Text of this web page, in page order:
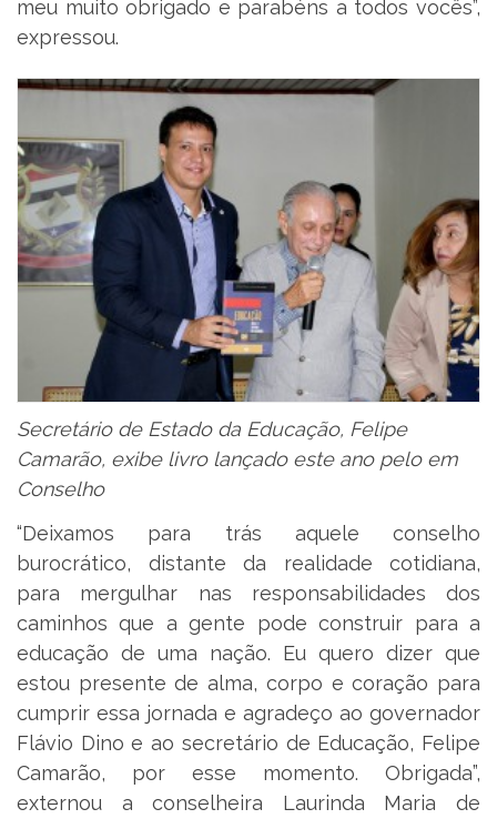
meu muito obrigado e parabéns a todos vocês”,
expressou.
Secretário de Estado da Educação, Felipe
Camarão, exibe livro lançado este ano pelo em
Conselho
“Deixamos para trás aquele conselho
burocrático, distante da realidade cotidiana,
para mergulhar nas responsabilidades dos
caminhos que a gente pode construir para a
educação de uma nação. Eu quero dizer que
estou presente de alma, corpo e coração para
cumprir essa jornada e agradeço ao governador
Flávio Dino e ao secretário de Educação, Felipe
Camarão, por esse momento. Obrigada”,
externou a conselheira Laurinda Maria de